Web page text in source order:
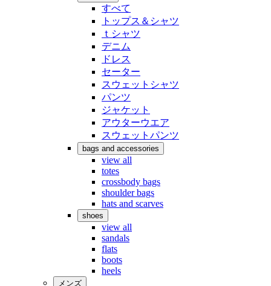
すべて
トップス＆シャツ
ｔシャツ
デニム
ドレス
セーター
スウェットシャツ
パンツ
ジャケット
アウターウエア
スウェットパンツ
bags and accessories
view all
totes
crossbody bags
shoulder bags
hats and scarves
shoes
view all
sandals
flats
boots
heels
メンズ